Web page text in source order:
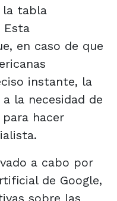
la tabla
Esta
en caso de que
instante, la
la necesidad de
hacer
a cabo por
de Google,
sobre las